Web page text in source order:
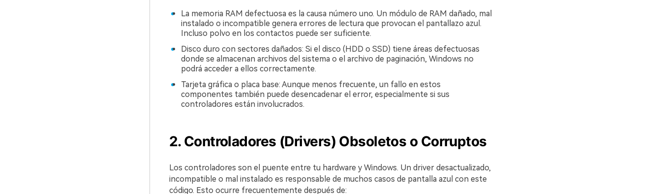
La memoria RAM defectuosa es la causa número uno. Un módulo de RAM dañado, mal
instalado o incompatible genera errores de lectura que provocan el pantallazo azul.
Incluso polvo en los contactos puede ser suficiente.
Disco duro con sectores dañados: Si el disco (HDD o SSD) tiene áreas defectuosas
donde se almacenan archivos del sistema o el archivo de paginación, Windows no
podrá acceder a ellos correctamente.
Tarjeta gráfica o placa base: Aunque menos frecuente, un fallo en estos
componentes también puede desencadenar el error, especialmente si sus
controladores están involucrados.
2. Controladores (Drivers) Obsoletos o Corruptos
Los controladores son el puente entre tu hardware y Windows. Un driver desactualizado,
incompatible o mal instalado es responsable de muchos casos de pantalla azul con este
código. Esto ocurre frecuentemente después de: